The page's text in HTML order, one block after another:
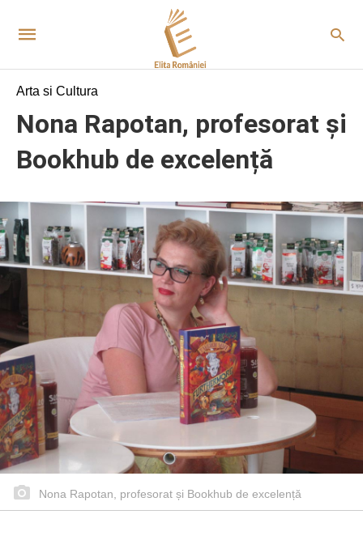
Arta si Cultura
Nona Rapotan, profesorat și
Bookhub de excelență
Nona Rapotan, profesorat și Bookhub de excelență